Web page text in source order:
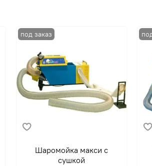
Шаромойка макси с
сушкой